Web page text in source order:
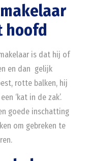
hoofd
is dat hij of
en dan gelijk
rotte balken, hij
‘kat in de zak’.
goede inschatting
om gebreken te